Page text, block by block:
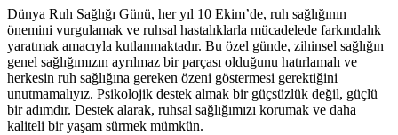
Dünya Ruh Sağlığı Günü, her yıl 10 Ekim’de, ruh sağlığının
önemini vurgulamak ve ruhsal hastalıklarla mücadelede farkındalık
yaratmak amacıyla kutlanmaktadır. Bu özel günde, zihinsel sağlığın
genel sağlığımızın ayrılmaz bir parçası olduğunu hatırlamalı ve
herkesin ruh sağlığına gereken özeni göstermesi gerektiğini
unutmamalıyız. Psikolojik destek almak bir güçsüzlük değil, güçlü
bir adımdır. Destek alarak, ruhsal sağlığımızı korumak ve daha
kaliteli bir yaşam sürmek mümkün.